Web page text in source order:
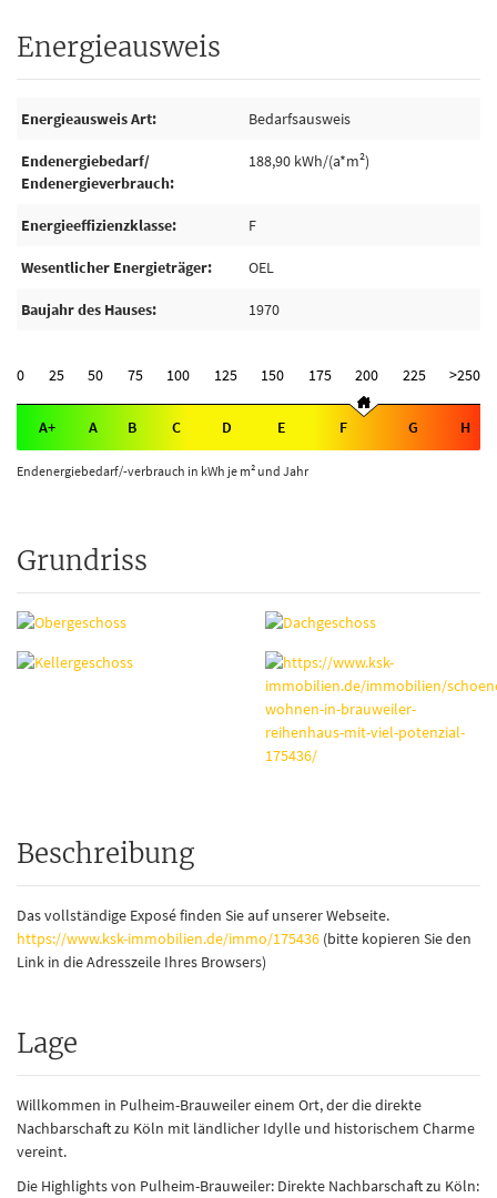
Energieausweis
Energieausweis Art Bedarfsausweis
Endenergiebedarf/
Endenergieverbrauch
188,90 kWh/(a*m²)
Energieeffizienzklasse F
Wesentlicher Energieträger OEL
Baujahr des Hauses 1970
0 25 50 75 100 125 150 175 200 225 >250
A+ A B C D E F G H
Endenergiebedarf/-verbrauch in kWh je m² und Jahr
Grundriss
Beschreibung
Das vollständige Exposé finden Sie auf unserer Webseite.
https://www.ksk-immobilien.de/immo/175436 (bitte kopieren Sie den
Link in die Adresszeile Ihres Browsers)
Lage
Willkommen in Pulheim-Brauweiler einem Ort, der die direkte
Nachbarschaft zu Köln mit ländlicher Idylle und historischem Charme
vereint.
Die Highlights von Pulheim-Brauweiler: Direkte Nachbarschaft zu Köln: